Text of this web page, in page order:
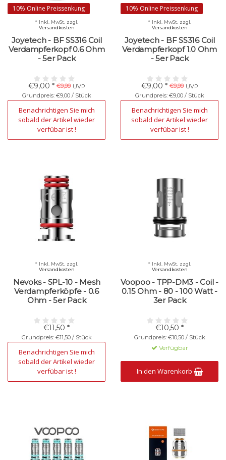
10% Online Preissenkung
Joyetech - BF SS316 Coil
Verdampferkopf 0.6 Ohm
- 5er Pack
€9,00 * €9,99 UVP
Grundpreis: €9,00 / Stück
* Inkl. MwSt. zzgl.
Versandkosten
Nicht verfügbar
Benachrichtigen Sie mich
sobald der Artikel wieder
verfübar ist !
10% Online Preissenkung
Joyetech - BF SS316 Coil
Verdampferkopf 1.0 Ohm
- 5er Pack
€9,00 * €9,99 UVP
Grundpreis: €9,00 / Stück
* Inkl. MwSt. zzgl.
Versandkosten
Nicht verfügbar
Benachrichtigen Sie mich
sobald der Artikel wieder
verfübar ist !
Nevoks - SPL-10 - Mesh
Verdampferköpfe - 0.6
Ohm - 5er Pack
€11,50 *
Grundpreis: €11,50 / Stück
* Inkl. MwSt. zzgl.
Versandkosten
Nicht verfügbar
Benachrichtigen Sie mich
sobald der Artikel wieder
verfübar ist !
Voopoo - TPP-DM3 - Coil -
0.15 Ohm - 80 - 100 Watt -
3er Pack
€10,50 *
Grundpreis: €10,50 / Stück
* Inkl. MwSt. zzgl.
Versandkosten
Verfügbar
In den Warenkorb